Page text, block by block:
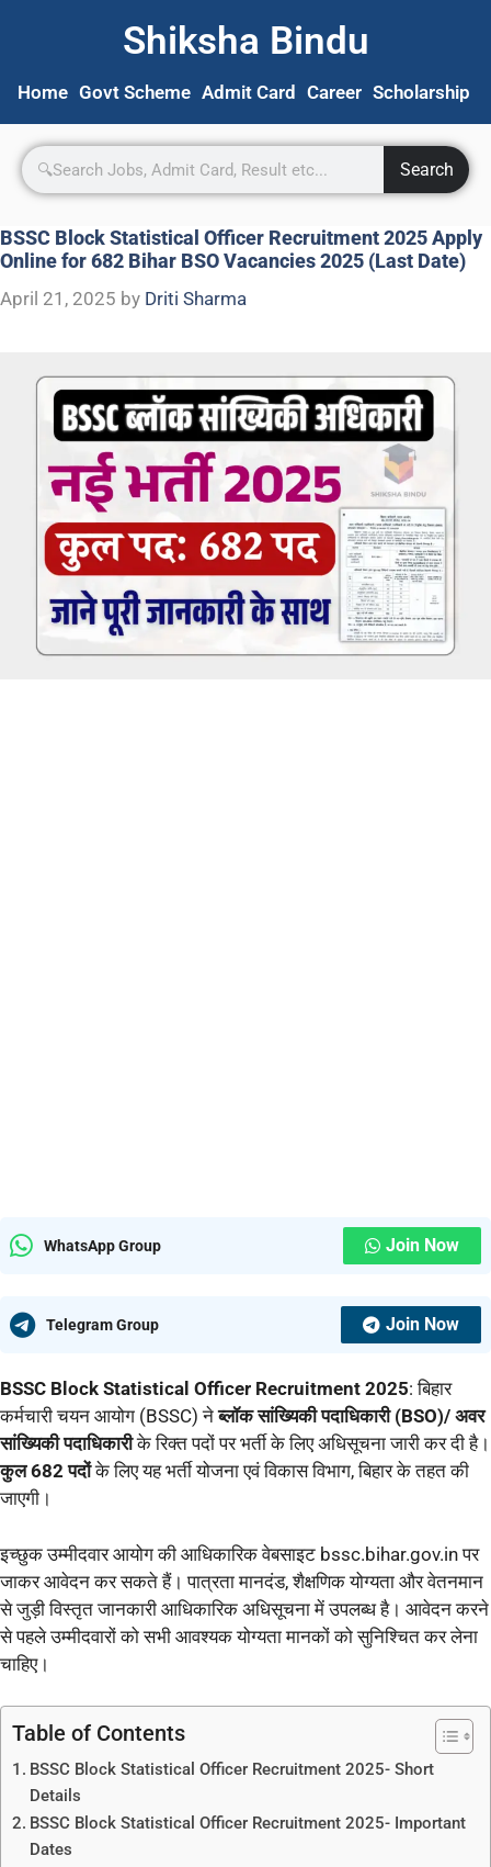
Shiksha Bindu
Home Govt Scheme Admit Card Career Scholarship
Search
BSSC Block Statistical Officer Recruitment 2025 Apply
Online for 682 Bihar BSO Vacancies 2025 (Last Date)
April 21, 2025 by Driti Sharma
WhatsApp Group Join Now
Telegram Group Join Now
BSSC Block Statistical Officer Recruitment 2025: बिहार
कर्मचारी चयन आयोग (BSSC) नेब्लॉक सांख्यिकी पदाधिकारी (BSO)/ अवर
सांख्यिकी पदाधिकारीके रिक्त पदों पर भर्ती के लिए अधिसूचना जारी कर दी है।
कुल 682 पदोंके लिए यह भर्ती योजना एवं विकास विभाग, बिहार के तहत की
जाएगी।
इच्छुक उम्मीदवार आयोग की आधिकारिक वेबसाइट bssc.bihar.gov.in पर
जाकर आवेदन कर सकते हैं। पात्रता मानदंड, शैक्षणिक योग्यता और वेतनमान
से जुड़ी विस्तृत जानकारी आधिकारिक अधिसूचना में उपलब्ध है। आवेदन करने
से पहले उम्मीदवारों को सभी आवश्यक योग्यता मानकों को सुनिश्चित कर लेना
चाहिए।
Table of Contents
BSSC Block Statistical Officer Recruitment 2025- Short
Details
BSSC Block Statistical Officer Recruitment 2025- Important
Dates